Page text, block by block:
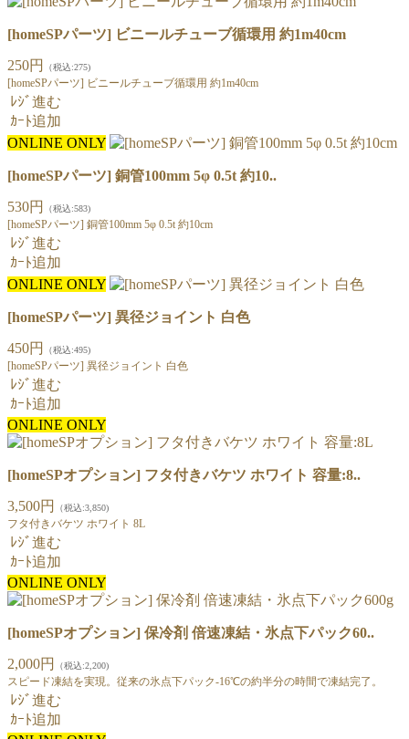
[homeSPパーツ] ビニールチューブ循環用 約1m40cm
250円 （税込:275)
[homeSPパーツ] ビニールチューブ循環用 約1m40cm
ﾚｼﾞ進む
ｶｰﾄ追加
ONLINE ONLY
[homeSPパーツ] 銅管100mm 5φ 0.5t 約10..
530円 （税込:583)
[homeSPパーツ] 銅管100mm 5φ 0.5t 約10cm
ﾚｼﾞ進む
ｶｰﾄ追加
ONLINE ONLY
[homeSPパーツ] 異径ジョイント 白色
450円 （税込:495)
[homeSPパーツ] 異径ジョイント 白色
ﾚｼﾞ進む
ｶｰﾄ追加
ONLINE ONLY
[homeSPオプション] フタ付きバケツ ホワイト 容量:8..
3,500円 （税込:3,850)
フタ付きバケツ ホワイト 8L
ﾚｼﾞ進む
ｶｰﾄ追加
ONLINE ONLY
[homeSPオプション] 保冷剤 倍速凍結・氷点下パック60..
2,000円 （税込:2,200)
スピード凍結を実現。従来の氷点下パック-16℃の約半分の時間で凍結完了。
ﾚｼﾞ進む
ｶｰﾄ追加